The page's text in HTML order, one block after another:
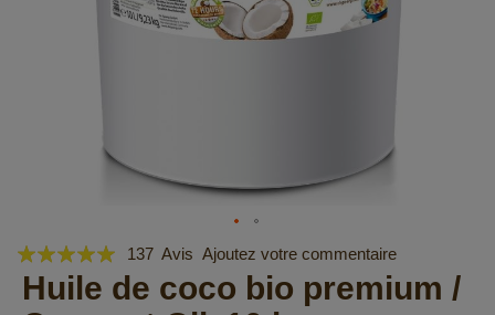
Skip
to
the
Évaluation:
99
% of100
137 Avis Ajoutez votre commentaire
Huile de coco bio premium /